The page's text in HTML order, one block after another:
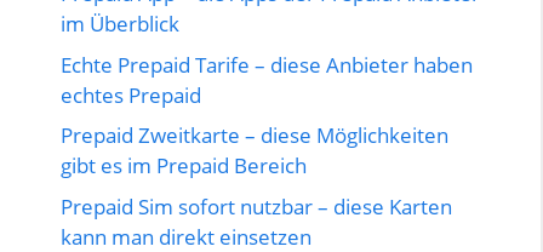
im Überblick
Echte Prepaid Tarife – diese Anbieter haben
echtes Prepaid
Prepaid Zweitkarte – diese Möglichkeiten
gibt es im Prepaid Bereich
Prepaid Sim sofort nutzbar – diese Karten
kann man direkt einsetzen